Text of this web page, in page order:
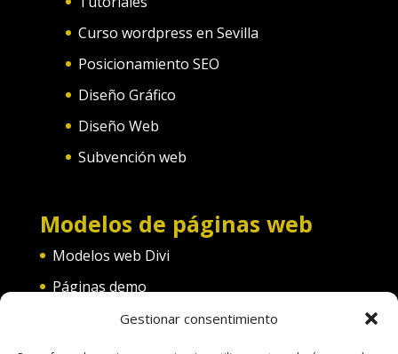
Gestionar consentimiento
Curso wordpress en Sevilla
Posicionamiento SEO
Diseño Gráfico
Diseño Web
Subvención web
Modelos de páginas web
Modelos web Divi
Páginas demo
Web convento
Web diferentes categorías